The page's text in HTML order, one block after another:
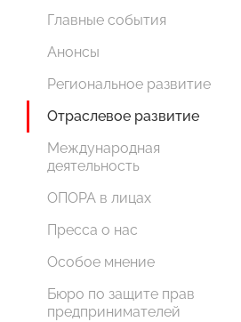
Главные события
Анонсы
Региональное развитие
Отраслевое развитие
Международная
деятельность
ОПОРА в лицах
Пресса о нас
Особое мнение
Бюро по защите прав
предпринимателей